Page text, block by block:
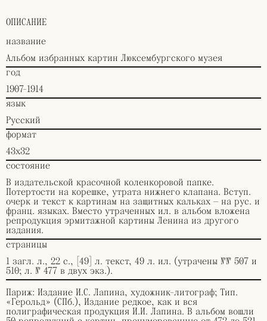
ОПИСАНИЕ
название
Альбом избранных картин Люксембургского музея
год
1907-1914
язык
Русский
формат
43х32
состояние
В издательской красочной коленкоровой папке.
Потертости на корешке, утрата нижнего клапана. Вступ.
очерк и текст к картинам на защитных кальках — на рус. и
франц. языках. Вместо утраченных ил. в альбом вложена
репродукция эрмитажной картины Ленина из другого
издания.
страницы
1 загл. л., 22 с., [49] л. текст, 49 л. ил. (утрачены №№ 507 и
510; л. № 477 в двух экз.).
Париж: Издание И.С. Лапина, художник-литограф; Тип.
«Герольд» (СПб.), Издание редкое, как и вся
полиграфическая продукция И.И. Лапина. В альбом вошли